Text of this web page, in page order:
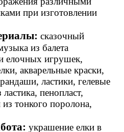
при изготовлении
сказочный
из балета
елочных игрушек,
акварельные краски,
ластики, гелевые
пенопласт,
тонкого поролона,
украшение елки в